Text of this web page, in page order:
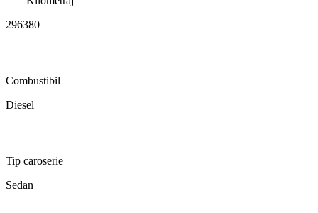
296380
Combustibil
Diesel
Tip caroserie
Sedan